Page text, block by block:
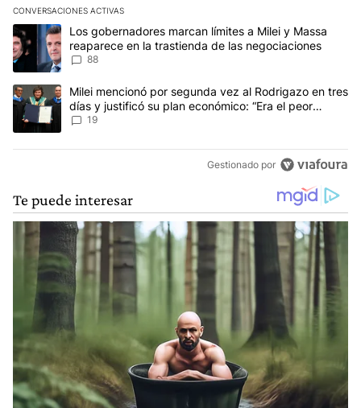
CONVERSACIONES ACTIVAS
Este listado muestra los artículos con más comentarios en los
Un artículo de tendencia con el título "Los gobernadores
Los gobernadores marcan límites a Milei y Massa
reaparece en la trastienda de las negociaciones
88
Un artículo de tendencia con el título "Milei mencionó por
Milei mencionó por segunda vez al Rodrigazo en tres
días y justificó su plan económico: “Era el peor
escenario posible”
19
Gestionado por